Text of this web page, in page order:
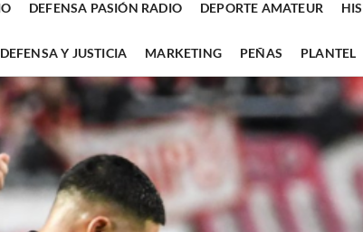
DEFENSA PASIÓN RADIO DEPORTE AMATEUR
Y JUSTICIA MARKETING PEÑAS PLANTEL